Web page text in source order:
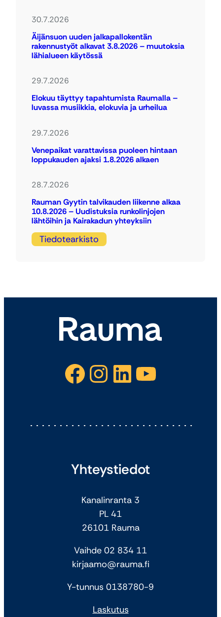
30.7.2026
Äijänsuon uuden jalkapallokentän
rakennustyöt alkavat 3.8.2026 – muutoksia
lähialueen käytössä
29.7.2026
Elokuu täyttyy tapahtumista Raumalla –
luvassa musiikkia, elokuvia ja urheilua
29.7.2026
Venepaikat varattavissa puoleen hintaan
loppukauden ajaksi 1.8.2026 alkaen
28.7.2026
Rauman Gyytin talvikauden liikenne alkaa
10.8.2026 – Uudistuksia runkolinjojen
lähtöihin ja Kairakadun yhteyksiin
Tiedotearkisto
Facebook Instagram LinkedIn YouTube
Yhteystiedot
Kanalinranta 3
PL 41
26101 Rauma
Vaihde 02 834 11
kirjaamo@rauma.fi
Y-tunnus 0138780-9
Laskutus